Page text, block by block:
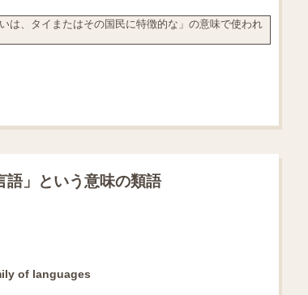
は、タイまたはその国民に特徴的な」の意味で使われ
語」という意味の類語
of languages